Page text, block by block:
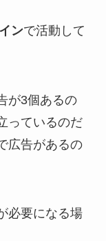
ンで活動して
が3個あるの
っているのだ
広告があるの
必要になる場